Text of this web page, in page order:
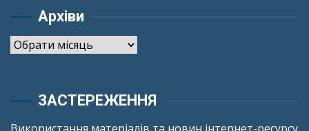
Архіви
Архіви
ЗАСТЕРЕЖЕННЯ